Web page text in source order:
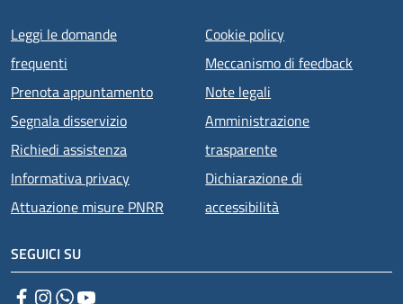
Menu piè di pagina
Leggi le domande
frequenti
Prenota appuntamento
Segnala disservizio
Richiedi assistenza
Informativa privacy
Attuazione misure PNRR
Cookie policy
Meccanismo di feedback
Note legali
Amministrazione
trasparente
Dichiarazione di
accessibilità
SEGUICI SU
Facebook
Instagram
WhatsApp